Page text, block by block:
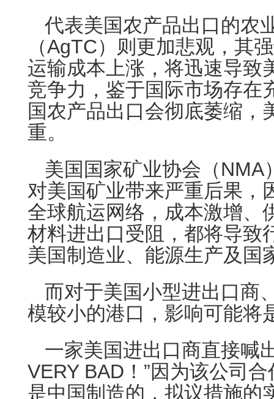
代表美国农产品出口的农
（AgTC）则更加悲观，其
运输成本上涨，将迅速导致
竞争力，鉴于国际市场存在
国农产品出口会彻底萎缩，
重。
美国国家矿业协会（NMA
对美国矿业带来严重后果，
全球航运网络，成本激增、
材料进出口受阻，都将导致
美国制造业、能源生产及国
而对于美国小型进出口商
模较小的港口，影响可能将
一家美国进出口商直接喊
VERY BAD！”因为该公司
是中国制造的，拟议措施的